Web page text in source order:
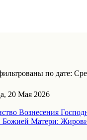
по дате:
20 Мая 2026